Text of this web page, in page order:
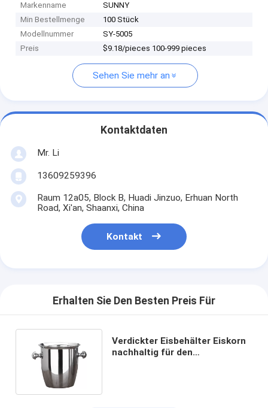
Markenname
SUNNY
Min Bestellmenge
100 Stück
Modellnummer
SY-5005
Preis
$9.18/pieces 100-999 pieces
Sehen Sie mehr an
Kontaktdaten
Mr. Li
13609259396
Raum 12a05, Block B, Huadi Jinzuo, Erhuan North
Road, Xi'an, Shaanxi, China
Kontakt
Erhalten Sie Den Besten Preis Für
Verdickter Eisbehälter Eiskorn
nachhaltig für den